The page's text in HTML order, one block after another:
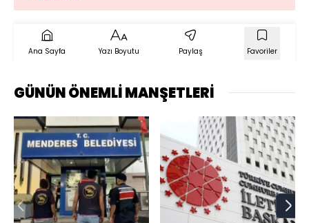
Ana Sayfa Yazı Boyutu Paylaş Favoriler
GÜNÜN ÖNEMLİ MANŞETLERİ